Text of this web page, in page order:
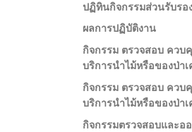
ปฏิทินกิจกรรมส่วนรับรอ
ผลการปฏิบัติงาน
กิจกรรม ตรวจสอบ ควบคุ
บริการนำไม้หรือของป่า
กิจกรรม ตรวจสอบ ควบคุ
บริการนำไม้หรือของป่า
กิจกรรมตรวจสอบและอ